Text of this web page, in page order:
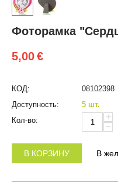
Фоторамка
5,00€
КОД:
08102398
Доступность:
5 шт.
Кол-во:
+
−
В КОРЗИНУ В